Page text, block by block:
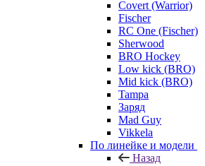
Covert (Warrior)
Fischer
RC One (Fischer)
Sherwood
BRO Hockey
Low kick (BRO)
Mid kick (BRO)
Tampa
Заряд
Mad Guy
Vikkela
По линейке и модели
Назад